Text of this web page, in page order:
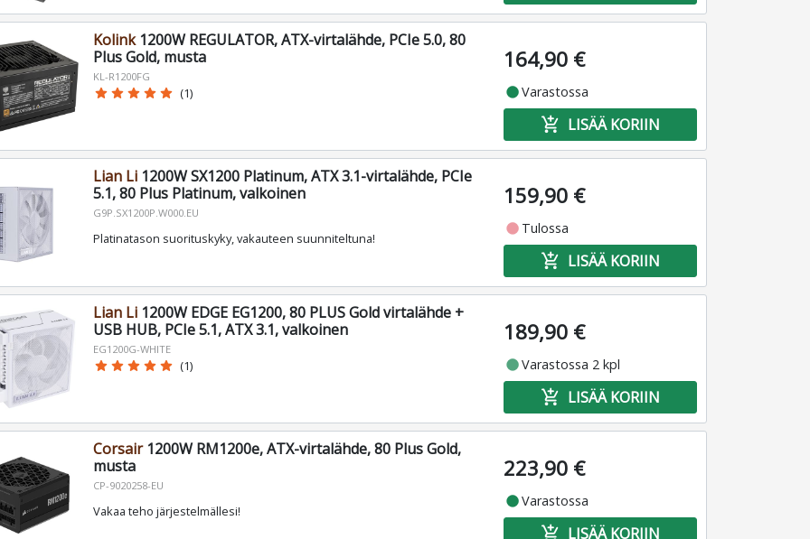
Kolink1200W REGULATOR, ATX-virtalähde, PCIe 5.0, 80
Plus Gold, musta
KL-R1200FG
star star star star star (1)
164,90 €
fiber_manual_recordVarastossa
add_shopping_cart LISÄÄ KORIIN
Lian Li1200W SX1200 Platinum, ATX 3.1-virtalähde, PCIe
5.1, 80 Plus Platinum, valkoinen
G9P.SX1200P.W000.EU
Platinatason suorituskyky, vakauteen suunniteltuna!
159,90 €
fiber_manual_record Tulossa
add_shopping_cart LISÄÄ KORIIN
Lian Li1200W EDGE EG1200, 80 PLUS Gold virtalähde +
USB HUB, PCIe 5.1, ATX 3.1, valkoinen
EG1200G-WHITE
star star star star star (1)
189,90 €
fiber_manual_recordVarastossa 2 kpl
add_shopping_cart LISÄÄ KORIIN
Corsair1200W RM1200e, ATX-virtalähde, 80 Plus Gold,
musta
CP-9020258-EU
Vakaa teho järjestelmällesi!
223,90 €
fiber_manual_recordVarastossa
add_shopping_cart LISÄÄ KORIIN